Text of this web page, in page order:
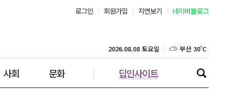
로그인 회원가입 지면보기 네이버블로그
사회 문화 딥인사이트
2026.08.08 토요일 대구 33˚C
인천 31˚C